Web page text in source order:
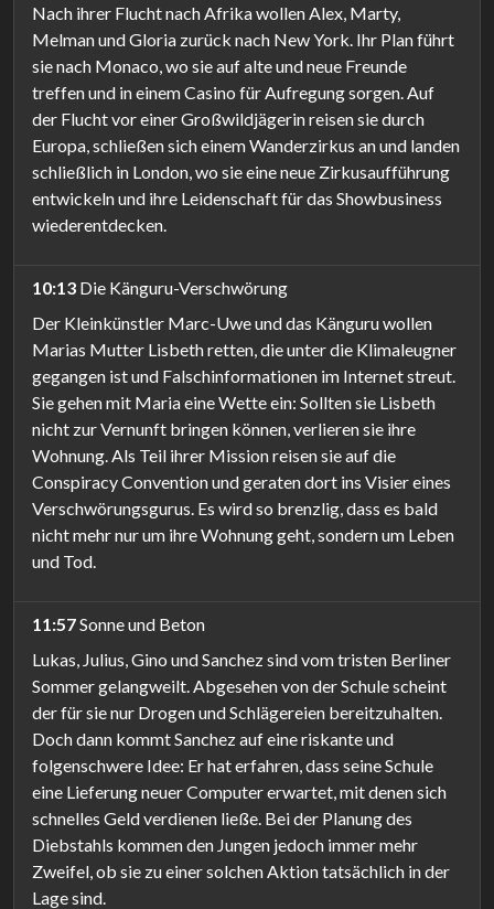
Nach ihrer Flucht nach Afrika wollen Alex, Marty,
Melman und Gloria zurück nach New York. Ihr Plan führt
sie nach Monaco, wo sie auf alte und neue Freunde
treffen und in einem Casino für Aufregung sorgen. Auf
der Flucht vor einer Großwildjägerin reisen sie durch
Europa, schließen sich einem Wanderzirkus an und landen
schließlich in London, wo sie eine neue Zirkusaufführung
entwickeln und ihre Leidenschaft für das Showbusiness
wiederentdecken.
10:13 Die Känguru-Verschwörung
Der Kleinkünstler Marc-Uwe und das Känguru wollen
Marias Mutter Lisbeth retten, die unter die Klimaleugner
gegangen ist und Falschinformationen im Internet streut.
Sie gehen mit Maria eine Wette ein: Sollten sie Lisbeth
nicht zur Vernunft bringen können, verlieren sie ihre
Wohnung. Als Teil ihrer Mission reisen sie auf die
Conspiracy Convention und geraten dort ins Visier eines
Verschwörungsgurus. Es wird so brenzlig, dass es bald
nicht mehr nur um ihre Wohnung geht, sondern um Leben
und Tod.
11:57Sonne und Beton
Lukas, Julius, Gino und Sanchez sind vom tristen Berliner
Sommer gelangweilt. Abgesehen von der Schule scheint
der für sie nur Drogen und Schlägereien bereitzuhalten.
Doch dann kommt Sanchez auf eine riskante und
folgenschwere Idee: Er hat erfahren, dass seine Schule
eine Lieferung neuer Computer erwartet, mit denen sich
schnelles Geld verdienen ließe. Bei der Planung des
Diebstahls kommen den Jungen jedoch immer mehr
Zweifel, ob sie zu einer solchen Aktion tatsächlich in der
Lage sind.